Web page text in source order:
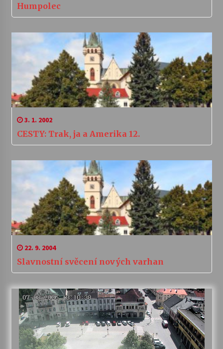
Humpolec
3. 1. 2002
CESTY: Trak, ja a Amerika 12.
22. 9. 2004
Slavnostní svěcení nových varhan